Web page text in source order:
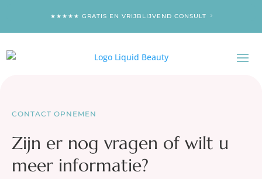
★★★★★ GRATIS EN VRIJBLIJVEND CONSULT
CONTACT OPNEMEN
Zijn er nog vragen of wilt u
meer informatie?